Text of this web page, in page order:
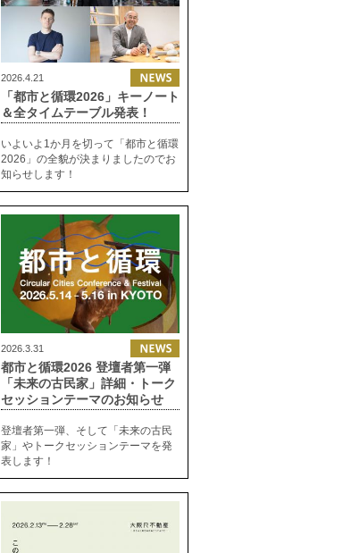
2026.4.21
「都市と循環2026」キーノート
＆全タイムテーブル発表！
いよいよ1か月を切って「都市と循環
2026」の全貌が決まりましたのでお
知らせします！
2026.3.31
都市と循環2026 登壇者第一弾
「未来の古民家」詳細・トーク
セッションテーマのお知らせ
登壇者第一弾、そして「未来の古民
家」やトークセッションテーマを発
表します！